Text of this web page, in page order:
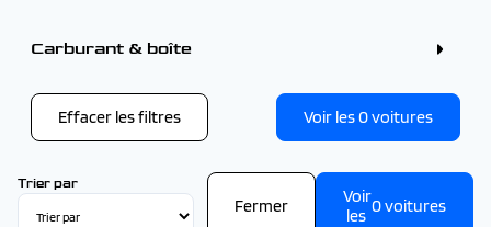
BMW (2)
CITROEN (3)
FIAT (1)
FORD (1)
KIA (2)
OMODA - JAECOO (1)
PEUGEOT (12)
SEAT (1)
VOLVO (1)
Carburant & boîte
Effacer les filtres Voir les0voitures
Trier par
Fermer
Voir
les 0voitures